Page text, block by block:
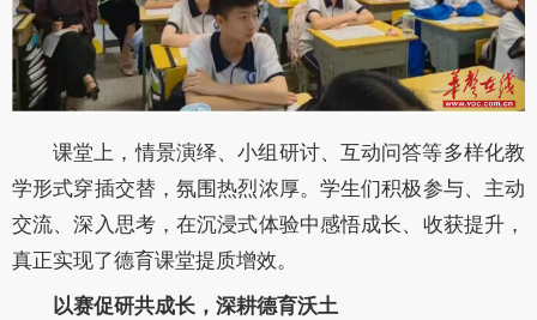
课堂上，情景演绎、小组研讨、互动问答等多样化教
学形式穿插交替，氛围热烈浓厚。学生们积极参与、主动
交流、深入思考，在沉浸式体验中感悟成长、收获提升，
真正实现了德育课堂提质增效。
以赛促研共成长，深耕德育沃土